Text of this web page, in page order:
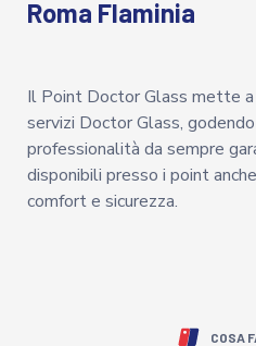
Roma Flaminia
Il Point Doctor Glass mette
servizi Doctor Glass,
professionalità da sempre
disponibili presso i point
comfort e sicurezza.
COSA